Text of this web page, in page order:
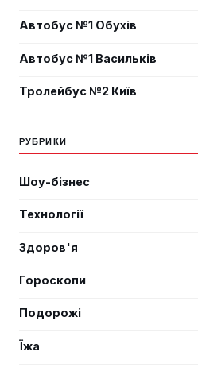
Автобус №1 Обухів
Автобус №1 Васильків
Тролейбус №2 Київ
РУБРИКИ
Шоу-бізнес
Технології
Здоров'я
Гороскопи
Подорожі
Їжа